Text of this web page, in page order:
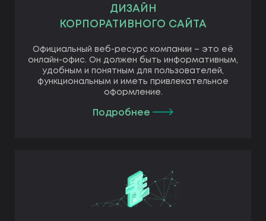
ДИЗАЙН
КОРПОРАТИВНОГО САЙТА
Официальный веб-ресурс компании – это её
онлайн-офис. Он должен быть информативным,
удобным и понятным для пользователей,
функциональным и иметь привлекательное
оформление.
Подробнее